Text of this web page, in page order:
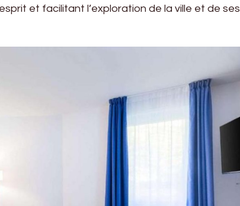
et facilitant l’exploration de la ville et de ses